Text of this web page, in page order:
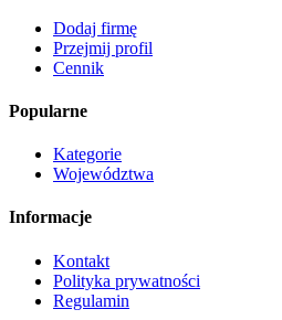
Dodaj firmę
Przejmij profil
Cennik
Popularne
Kategorie
Województwa
Informacje
Kontakt
Polityka prywatności
Regulamin